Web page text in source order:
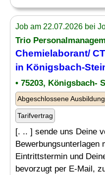
Job am 22.07.2026 bei
Trio
Chemielaborant/
in Königsbach-
• 75203, Königsbach-
Abgeschlossene Ausbildung
Tarifvertrag
[. .. ] sende uns Deine
Bewerbungsunterlagen
Eintrittstermin und
bevorzugt per E-Mail,